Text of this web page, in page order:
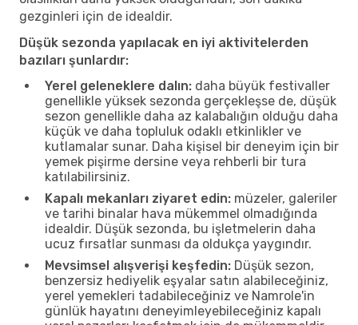
gezginleri için de idealdir.
Düşük sezonda yapılacak en iyi aktivitelerden
bazıları şunlardır:
Yerel geleneklere dalın: daha büyük festivaller
genellikle yüksek sezonda gerçekleşse de, düşük
sezon genellikle daha az kalabalığın olduğu daha
küçük ve daha topluluk odaklı etkinlikler ve
kutlamalar sunar. Daha kişisel bir deneyim için bir
yemek pişirme dersine veya rehberli bir tura
katılabilirsiniz.
Kapalı mekanları ziyaret edin: müzeler, galeriler
ve tarihi binalar hava mükemmel olmadığında
idealdir. Düşük sezonda, bu işletmelerin daha
ucuz fırsatlar sunması da oldukça yaygındır.
Mevsimsel alışverişi keşfedin: Düşük sezon,
benzersiz hediyelik eşyalar satın alabileceğiniz,
yerel yemekleri tadabileceğiniz ve Namrole'in
günlük hayatını deneyimleyebileceğiniz kapalı